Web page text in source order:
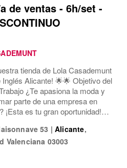
de ventas - 6h/set -
tienda de Lola Casademunt
Inglés Alicante! 🌟🌟 Objetivo del
¿Te apasiona la moda y
parte de una empresa en
¡Esta es tu gran oportunidad!
tienda en Av. Maisonnave, 53...
53 | Alicante,
Valenciana 03003